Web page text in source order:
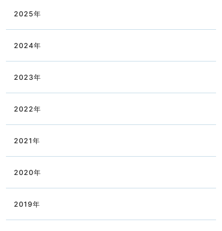
2025年
2024年
2023年
2022年
2021年
2020年
2019年